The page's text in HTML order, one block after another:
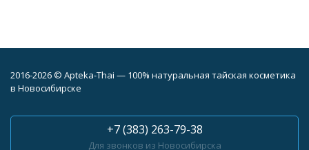
2016-2026 © Apteka-Thai — 100% натуральная тайская косметика
в Новосибирске
+7 (383) 263-79-38
Для звонков из Новосибирска